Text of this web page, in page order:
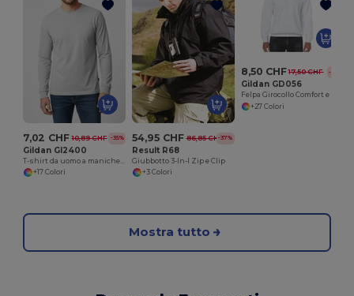
7,02 CHF 10,89 CHF -35%
Gildan GI2400
+17 Colori
54,95 CHF 86,85 CHF-37%
Result R68
Giubbotto 3-In-I Zip e Clip
+3 Colori
8,50 CHF 17,50 CHF -51%
Gildan GD056
+27 Colori
Mostra tutto